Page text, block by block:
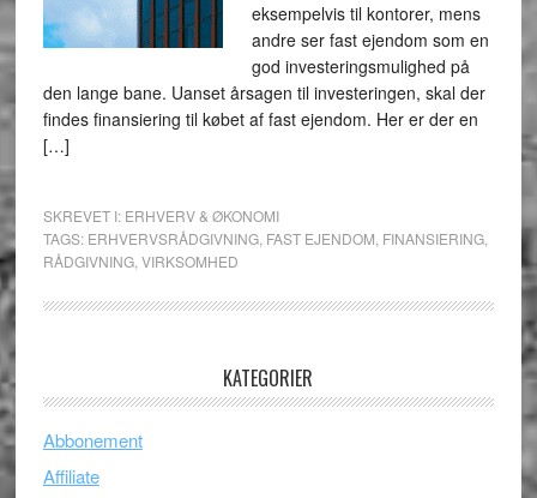
eksempelvis til kontorer, mens
andre ser fast ejendom som en
god investeringsmulighed på
den lange bane. Uanset årsagen til investeringen, skal der
findes finansiering til købet af fast ejendom. Her er der en
[…]
SKREVET I: ERHVERV & ØKONOMI
TAGS: ERHVERVSRÅDGIVNING, FAST EJENDOM FINANSIERING,
RÅDGIVNING, VIRKSOMHED
KATEGORIER
Abbonement
Affiliate